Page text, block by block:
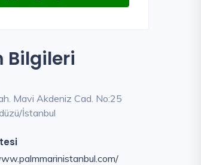
Bilgileri
Mavi Akdeniz Cad. No:25
İstanbul